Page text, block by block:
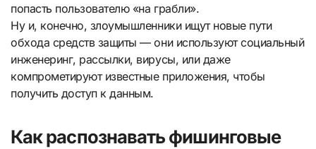
попасть пользователю «на грабли».
Ну и, конечно, злоумышленники ищут новые пути
обхода средств защиты — они используют социальный
инженеринг, рассылки, вирусы, или даже
компрометируют известные приложения, чтобы
получить доступ к данным.
Как распознавать фишинговые